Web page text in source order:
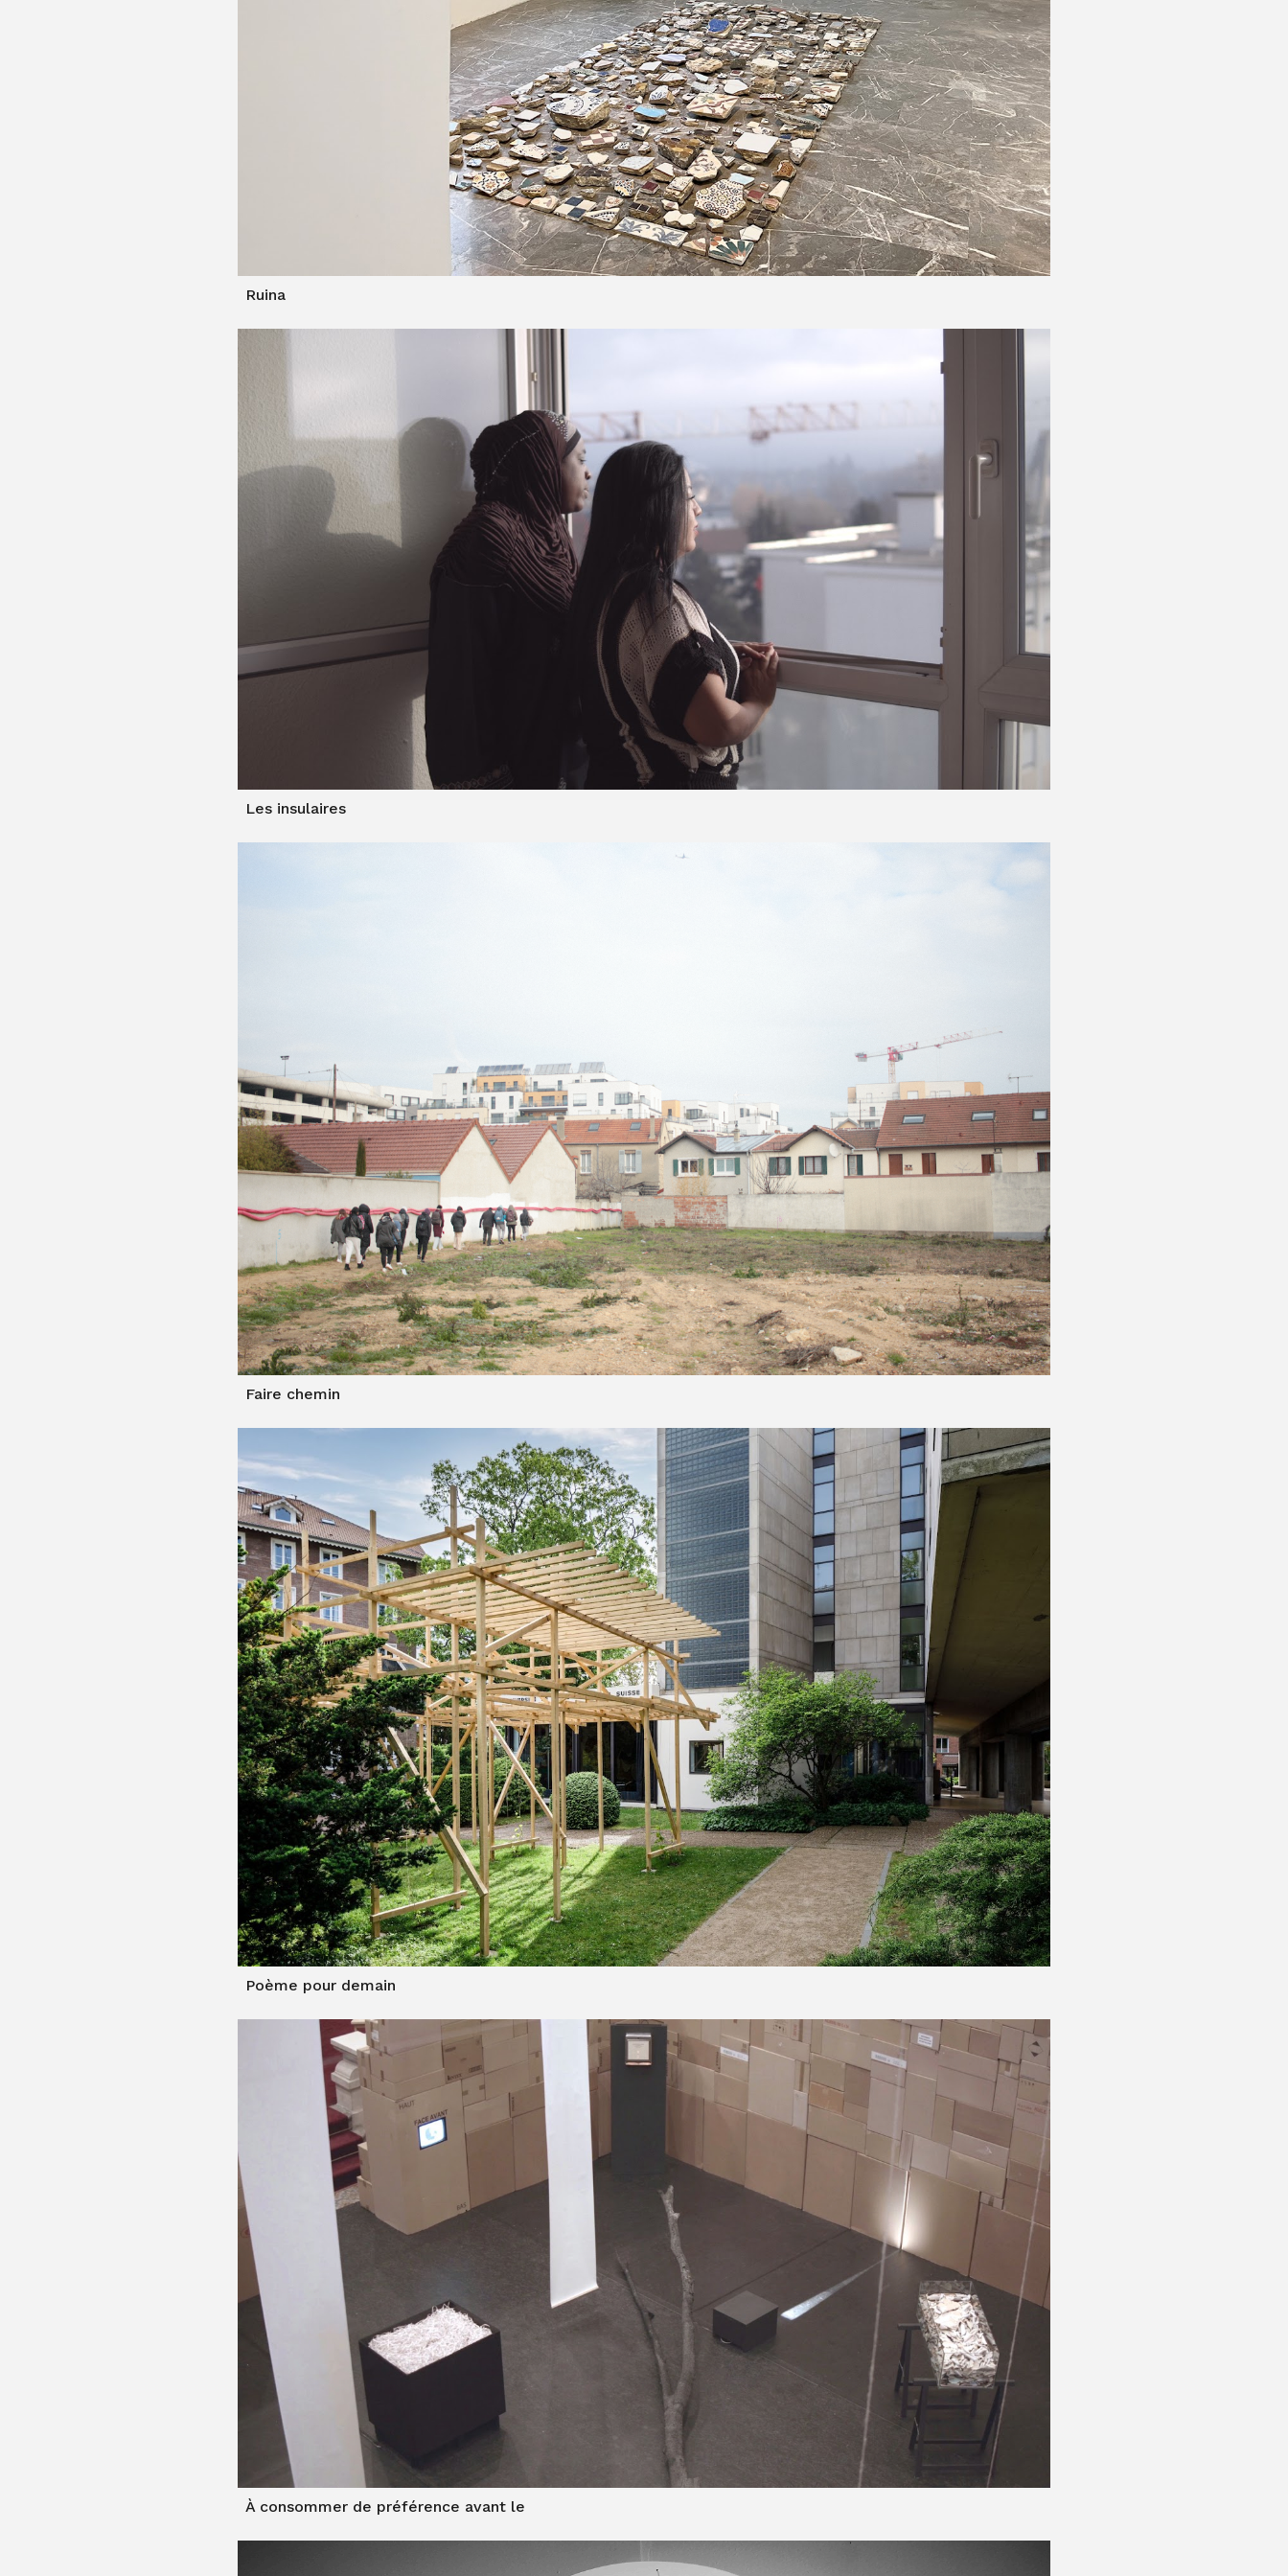
Ruina
Les insulaires
Faire chemin
Poème pour demain
À consommer de préférence avant le